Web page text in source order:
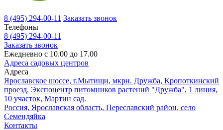
8 (495) 294-00-11 Заказать звонок
Телефоны
8 (495) 294-00-11
Заказать звонок
Ежедневно с 10.00 до 17.00
Адреса садовых центров
Адреса
Ярославское шоссе, г.Мытищи, мкрн. Дружба, Кропоткинский
проезд. Экспоцентр питомников растений "Дружба", 1 линия,
10 участок, Мартин сад.
Россия, Ярославская область, Переславский район, село
Семендяйка
Контакты